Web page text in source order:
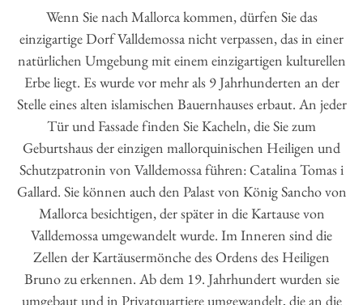
Wenn Sie nach Mallorca kommen, dürfen Sie das
einzigartige Dorf Valldemossa nicht verpassen, das in einer
natürlichen Umgebung mit einem einzigartigen kulturellen
Erbe liegt. Es wurde vor mehr als 9 Jahrhunderten an der
Stelle eines alten islamischen Bauernhauses erbaut. An jeder
Tür und Fassade finden Sie Kacheln, die Sie zum
Geburtshaus der einzigen mallorquinischen Heiligen und
Schutzpatronin von Valldemossa führen: Catalina Tomas i
Gallard. Sie können auch den Palast von König Sancho von
Mallorca besichtigen, der später in die Kartause von
Valldemossa umgewandelt wurde. Im Inneren sind die
Zellen der Kartäusermönche des Ordens des Heiligen
Bruno zu erkennen. Ab dem 19. Jahrhundert wurden sie
umgebaut und in Privatquartiere umgewandelt, die an die